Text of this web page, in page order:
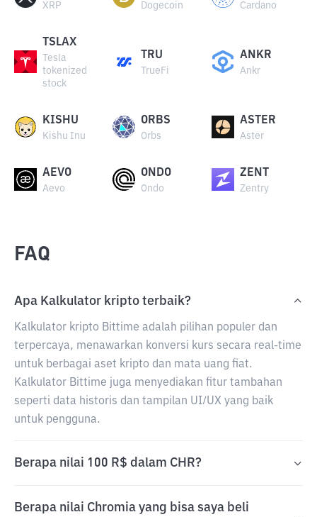
XRP Dogecoin Cardano
TSLAX
Tesla
tokenized
stock
TRU
TrueFi
ANKR
Ankr
KISHU
Kishu Inu
ORBS
Orbs
ASTER
Aster
AEVO
Aevo
ONDO
Ondo
ZENT
Zentry
FAQ
Apa Kalkulator kripto terbaik?
Kalkulator kripto Bittime adalah pilihan populer dan
terpercaya, menawarkan konversi kurs secara real-time
untuk berbagai aset kripto dan mata uang fiat.
Kalkulator Bittime juga menyediakan fitur tambahan
seperti data historis dan tampilan UI/UX yang baik
untuk pengguna.
Berapa nilai 100 R$ dalam CHR?
Berapa nilai Chromia yang bisa saya beli